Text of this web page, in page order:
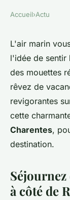
trouver
colette•17
Accueil›Actu
L'air marin
l'idée de sentir
des mouettes
rêvez de
revigorantes
cette
Charentes,
destination.
à côté de